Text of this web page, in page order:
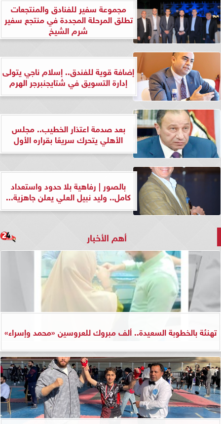
مجموعة سفير للفنادق والمنتجعات
تطلق المرحلة المجددة في منتجع سفير
شرم الشيخ
إضافة قوية للفندق.. إسلام ناجي يتولى
إدارة التسويق في شتايجنبرجر الهرم
بعد صدمة اعتذار الخطيب.. مجلس
الأهلي يتحرك سريعًا بقراره الأول
بالصور | رفاهية بلا حدود واستعداد
كامل.. وليد نبيل العلي يعلن جاهزية...
أهم الأخبار
تهنئة بالخطوبة السعيدة.. ألف مبروك للعروسين «محمد وإسراء»